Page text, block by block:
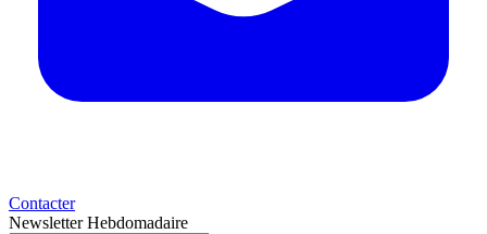
Contacter
Newsletter Hebdomadaire